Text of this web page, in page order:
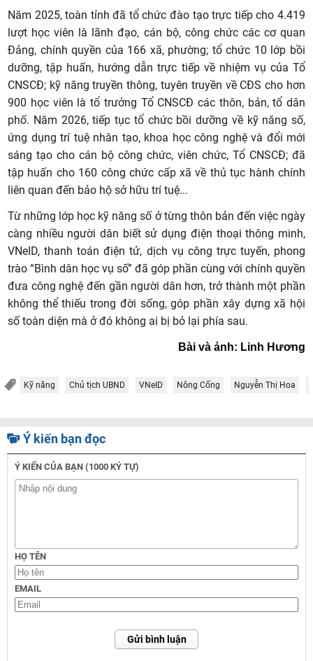
Năm 2025, toàn tỉnh đã tổ chức đào tạo trực tiếp cho 4.419
lượt học viên là lãnh đạo, cán bộ, công chức các cơ quan
Đảng, chính quyền của 166 xã, phường; tổ chức 10 lớp bồi
dưỡng, tập huấn, hướng dẫn trực tiếp về nhiệm vụ của Tổ
CNSCĐ; kỹ năng truyền thông, tuyên truyền về CĐS cho hơn
900 học viên là tổ trưởng Tổ CNSCĐ các thôn, bản, tổ dân
phố. Năm 2026, tiếp tục tổ chức bồi dưỡng về kỹ năng số,
ứng dụng trí tuệ nhân tạo, khoa học công nghệ và đổi mới
sáng tạo cho cán bộ công chức, viên chức, Tổ CNSCĐ; đã
tập huấn cho 160 công chức cấp xã về thủ tục hành chính
liên quan đến bảo hộ sở hữu trí tuệ...
Từ những lớp học kỹ năng số ở từng thôn bản đến việc ngày
càng nhiều người dân biết sử dụng điện thoại thông minh,
VNeID, thanh toán điện tử, dịch vụ công trực tuyến, phong
trào “Bình dân học vụ số” đã góp phần cùng với chính quyền
đưa công nghệ đến gần người dân hơn, trở thành một phần
không thể thiếu trong đời sống, góp phần xây dựng xã hội
số toàn diện mà ở đó không ai bị bỏ lại phía sau.
Bài và ảnh: Linh Hương
Kỹ năng Chủ tịch UBND VNeID Nông Cống Nguyễn Thị Hoa
Ý kiến bạn đọc
Ý KIẾN CỦA BẠN (1000 KÝ TỰ)
HỌ TÊN
EMAIL
Gửi bình luận